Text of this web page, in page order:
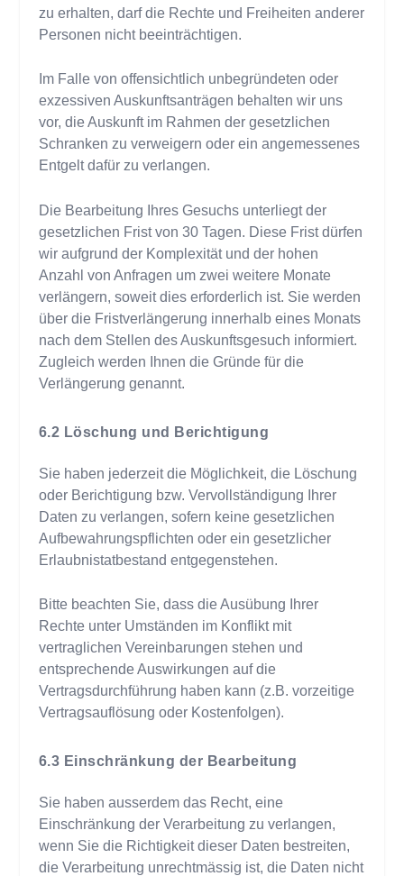
zu erhalten, darf die Rechte und Freiheiten anderer
Personen nicht beeinträchtigen.
Im Falle von offensichtlich unbegründeten oder
exzessiven Auskunftsanträgen behalten wir uns
vor, die Auskunft im Rahmen der gesetzlichen
Schranken zu verweigern oder ein angemessenes
Entgelt dafür zu verlangen.
Die Bearbeitung Ihres Gesuchs unterliegt der
gesetzlichen Frist von 30 Tagen. Diese Frist dürfen
wir aufgrund der Komplexität und der hohen
Anzahl von Anfragen um zwei weitere Monate
verlängern, soweit dies erforderlich ist. Sie werden
über die Fristverlängerung innerhalb eines Monats
nach dem Stellen des Auskunftsgesuch informiert.
Zugleich werden Ihnen die Gründe für die
Verlängerung genannt.
Löschung und Berichtigung
Sie haben jederzeit die Möglichkeit, die Löschung
oder Berichtigung bzw. Vervollständigung Ihrer
Daten zu verlangen, sofern keine gesetzlichen
Aufbewahrungspflichten oder ein gesetzlicher
Erlaubnistatbestand entgegenstehen.
Bitte beachten Sie, dass die Ausübung Ihrer
Rechte unter Umständen im Konflikt mit
vertraglichen Vereinbarungen stehen und
entsprechende Auswirkungen auf die
Vertragsdurchführung haben kann (z.B. vorzeitige
Vertragsauflösung oder Kostenfolgen).
Einschränkung der Bearbeitung
Sie haben ausserdem das Recht, eine
Einschränkung der Verarbeitung zu verlangen,
wenn Sie die Richtigkeit dieser Daten bestreiten,
die Verarbeitung unrechtmässig ist, die Daten nicht